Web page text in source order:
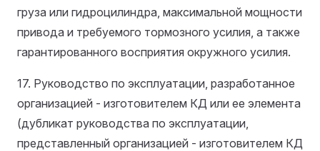
груза или гидроцилиндра, максимальной мощности
привода и требуемого тормозного усилия, а также
гарантированного восприятия окружного усилия.
17. Руководство по эксплуатации, разработанное
организацией - изготовителем КД или ее элемента
(дубликат руководства по эксплуатации,
представленный организацией - изготовителем КД